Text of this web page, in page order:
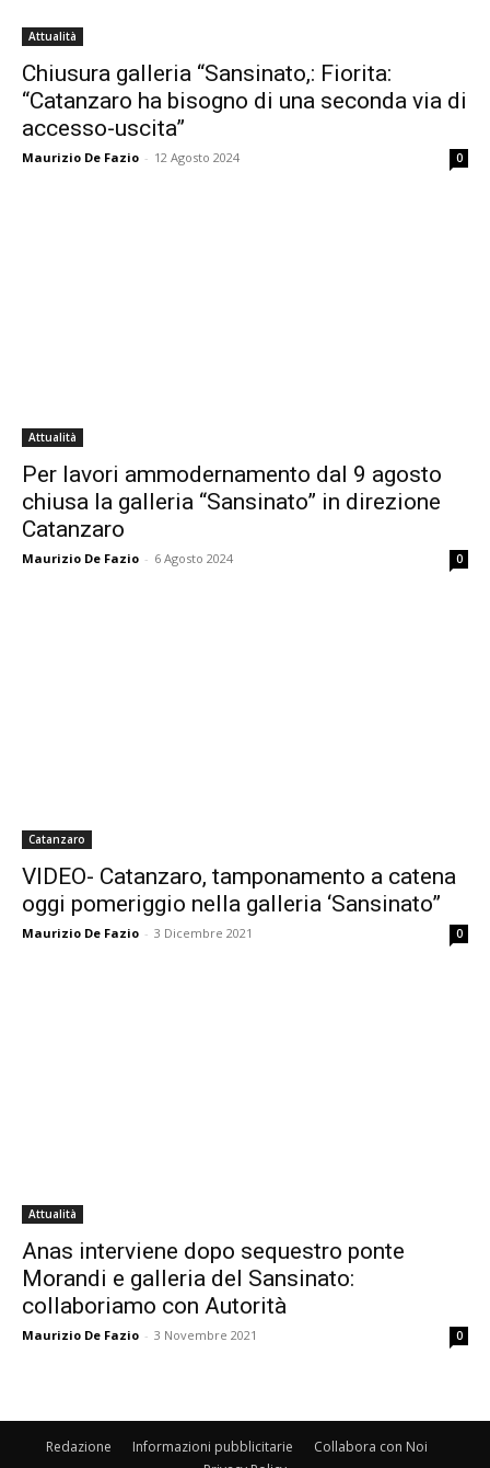
Attualità
Chiusura galleria “Sansinato,: Fiorita:
“Catanzaro ha bisogno di una seconda via di
accesso-uscita”
Maurizio De Fazio - 12 Agosto 2024 0
Attualità
Per lavori ammodernamento dal 9 agosto
chiusa la galleria “Sansinato” in direzione
Catanzaro
Maurizio De Fazio - 6 Agosto 2024 0
Catanzaro
VIDEO- Catanzaro, tamponamento a catena
oggi pomeriggio nella galleria ‘Sansinato”
Maurizio De Fazio - 3 Dicembre 2021 0
Attualità
Anas interviene dopo sequestro ponte
Morandi e galleria del Sansinato:
collaboriamo con Autorità
Maurizio De Fazio - 3 Novembre 2021 0
Redazione Informazioni pubblicitarie
Collabora con Noi